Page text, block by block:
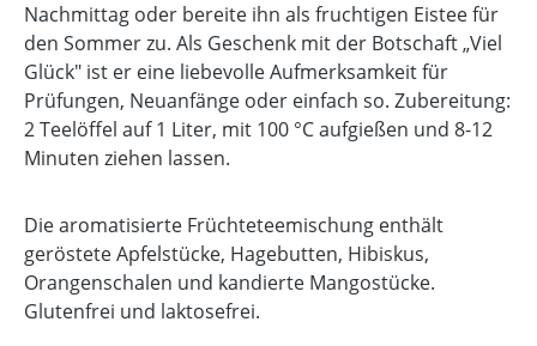
Nachmittag oder bereite ihn als fruchtigen Eistee für
den Sommer zu. Als Geschenk mit der Botschaft „Viel
Glück" ist er eine liebevolle Aufmerksamkeit für
Prüfungen, Neuanfänge oder einfach so. Zubereitung:
2 Teelöffel auf 1 Liter, mit 100 °C aufgießen und 8-12
Minuten ziehen lassen.
Die aromatisierte Früchteteemischung enthält
geröstete Apfelstücke, Hagebutten, Hibiskus,
Orangenschalen und kandierte Mangostücke.
Glutenfrei und laktosefrei.